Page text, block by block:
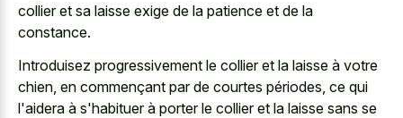
collier et sa laisse exige de la patience et de la
constance.
Introduisez progressivement le collier et la laisse à votre
chien, en commençant par de courtes périodes, ce qui
l'aidera à s'habituer à porter le collier et la laisse sans se